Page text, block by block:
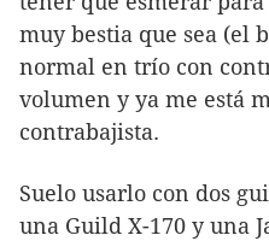
muy bestia que sea (el
normal en trío con
volumen y ya me está
contrabajista.
Suelo usarlo con dos
una Guild X-170 y una